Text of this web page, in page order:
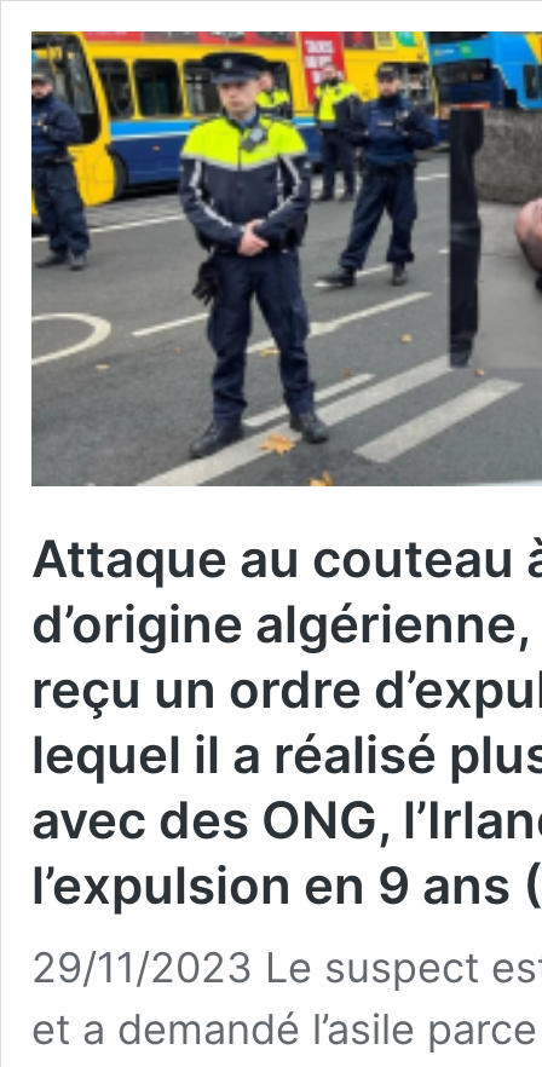
Attaque au couteau
d’origine
reçu un ordre
lequel il a réalisé
avec des ONG,
l’expulsion en 9 ans
29/11/2023 Le suspect
et a demandé l’asile